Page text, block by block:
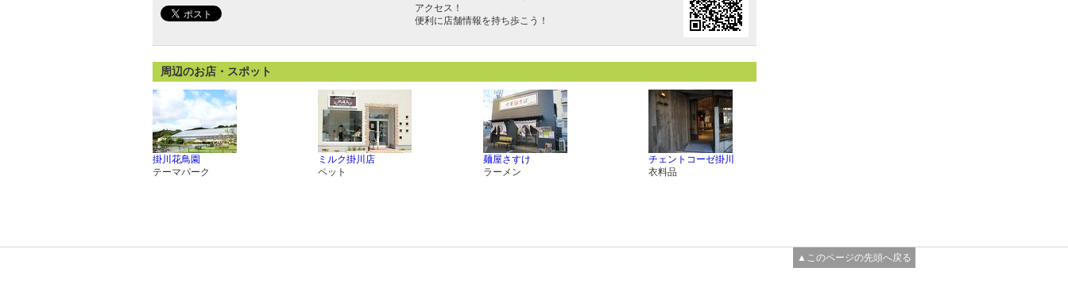
アクセス！
便利に店舗情報を持ち歩こう！
周辺のお店・スポット
掛川花鳥園
テーマパーク
ミルク掛川店
ペット
麺屋さすけ
ラーメン
チェントコーゼ掛川
衣料品
▲このページの先頭へ戻る